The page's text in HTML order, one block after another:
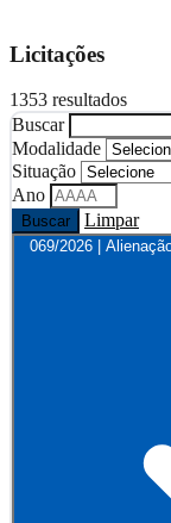
Licitações
1353 resultados
Buscar
Modalidade
Situação
Ano
Buscar Limpar
069/2026 |